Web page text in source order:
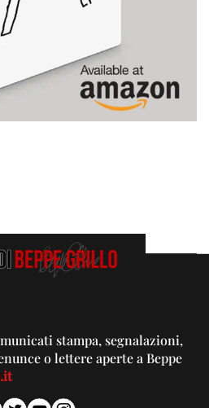
stampa, segnalazioni,
o lettere aperte a Beppe